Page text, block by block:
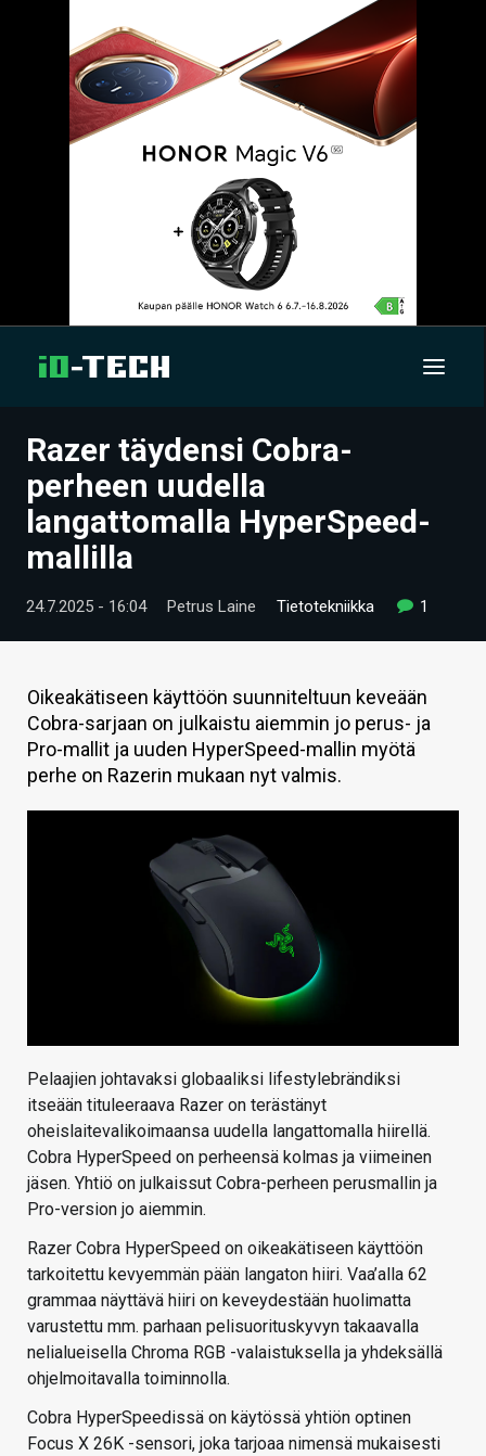
UUTISET
ARTIKKELIT
VIDEOT
TECHBBS
HINTA.FI
KAUPPA
VAIHDA TEEMA
Razer täydensi Cobra-
perheen uudella
langattomalla HyperSpeed-
mallilla
24.7.2025 - 16:04 Petrus Laine Tietotekniikka 1
Oikeakätiseen käyttöön suunniteltuun keveään
Cobra-sarjaan on julkaistu aiemmin jo perus- ja
Pro-mallit ja uuden HyperSpeed-mallin myötä
perhe on Razerin mukaan nyt valmis.
Pelaajien johtavaksi globaaliksi lifestylebrändiksi
itseään tituleeraava Razer on terästänyt
oheislaitevalikoimaansa uudella langattomalla hiirellä.
Cobra HyperSpeed on perheensä kolmas ja viimeinen
jäsen. Yhtiö on julkaissut Cobra-perheen perusmallin ja
Pro-version jo aiemmin.
Razer Cobra HyperSpeed on oikeakätiseen käyttöön
tarkoitettu kevyemmän pään langaton hiiri. Vaa’alla 62
grammaa näyttävä hiiri on keveydestään huolimatta
varustettu mm. parhaan pelisuorituskyvyn takaavalla
nelialueisella Chroma RGB -valaistuksella ja yhdeksällä
ohjelmoitavalla toiminnolla.
Cobra HyperSpeedissä on käytössä yhtiön optinen
Focus X 26K -sensori, joka tarjoaa nimensä mukaisesti